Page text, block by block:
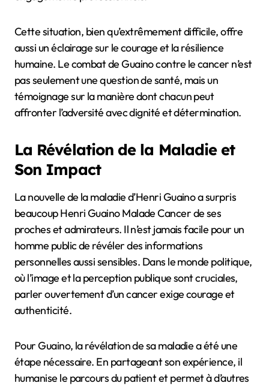
Cette situation, bien qu’extrêmement difficile, offre
aussi un éclairage sur le courage et la résilience
humaine. Le combat de Guaino contre le cancer n’est
pas seulement une question de santé, mais un
témoignage sur la manière dont chacun peut
affronter l’adversité avec dignité et détermination.
La Révélation de la Maladie et
Son Impact
La nouvelle de la maladie d’Henri Guaino a surpris
beaucoup Henri Guaino Malade Cancer de ses
proches et admirateurs. Il n’est jamais facile pour un
homme public de révéler des informations
personnelles aussi sensibles. Dans le monde politique,
où l’image et la perception publique sont cruciales,
parler ouvertement d’un cancer exige courage et
authenticité.
Pour Guaino, la révélation de sa maladie a été une
étape nécessaire. En partageant son expérience, il
humanise le parcours du patient et permet à d’autres